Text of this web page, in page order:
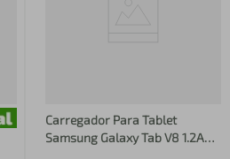
Carregador Para Tablet
Samsung Galaxy Tab V8 1.2A